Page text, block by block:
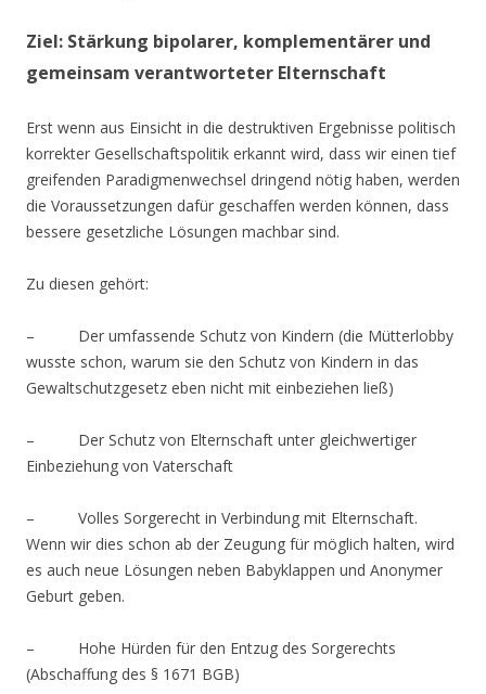
Ziel: Stärkung bipolarer, komplementärer und
gemeinsam verantworteter Elternschaft
Erst wenn aus Einsicht in die destruktiven Ergebnisse politisch
korrekter Gesellschaftspolitik erkannt wird, dass wir einen tief
greifenden Paradigmenwechsel dringend nötig haben, werden
die Voraussetzungen dafür geschaffen werden können, dass
bessere gesetzliche Lösungen machbar sind.
Zu diesen gehört:
– Der umfassende Schutz von Kindern (die Mütterlobby
wusste schon, warum sie den Schutz von Kindern in das
Gewaltschutzgesetz eben nicht mit einbeziehen ließ)
– Der Schutz von Elternschaft unter gleichwertiger
Einbeziehung von Vaterschaft
– Volles Sorgerecht in Verbindung mit Elternschaft.
Wenn wir dies schon ab der Zeugung für möglich halten, wird
es auch neue Lösungen neben Babyklappen und Anonymer
Geburt geben.
– Hohe Hürden für den Entzug des Sorgerechts
(Abschaffung des § 1671 BGB)